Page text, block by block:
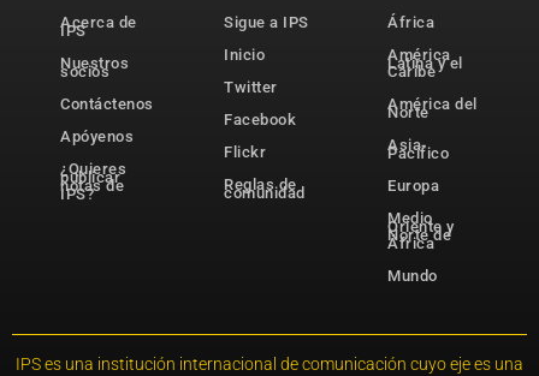
Acerca de
IPS
Nuestros
socios
Contáctenos
Apóyenos
¿Quieres
publicar
notas de
IPS?
Sigue a IPS
Inicio
Twitter
Facebook
Flickr
Reglas de
comunidad
África
América
Latina y el
Caribe
América del
Norte
Asia-
Pacífico
Europa
Medio
Oriente y
Norte de
África
Mundo
IPS es una institución internacional de comunicación cuyo eje es una